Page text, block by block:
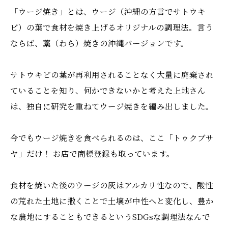
「ウージ焼き」とは、ウージ（沖縄の方言でサトウキ
ビ）の葉で食材を焼き上げるオリジナルの調理法。言う
ならば、藁（わら）焼きの沖縄バージョンです。
サトウキビの葉が再利用されることなく大量に廃棄され
ていることを知り、何かできないかと考えた上地さん
は、独自に研究を重ねてウージ焼きを編み出しました。
今でもウージ焼きを食べられるのは、ここ「トゥクブサ
ヤ」だけ！ お店で商標登録も取っています。
食材を焼いた後のウージの灰はアルカリ性なので、酸性
の荒れた土地に撒くことで土壌が中性へと変化し、豊か
な農地にすることもできるというSDGsな調理法なんで